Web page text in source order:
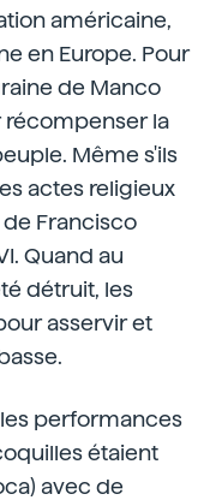
américaine,
en Europe. Pour
de Manco
récompenser la
Même s'ils
actes religieux
Francisco
Quand au
détruit, les
asservir et
performances
étaient
avec de